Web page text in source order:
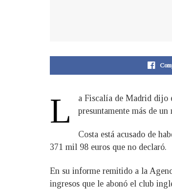
L
a Fiscalía de Madrid dijo
presuntamente más de
Costa está acusado de
371 mil 98 euros que no declaró.
En su informe remitido a la
ingresos que le abonó el club